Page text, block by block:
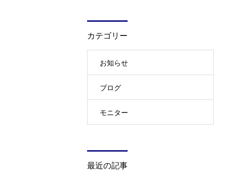
カテゴリー
お知らせ
ブログ
モニター
最近の記事